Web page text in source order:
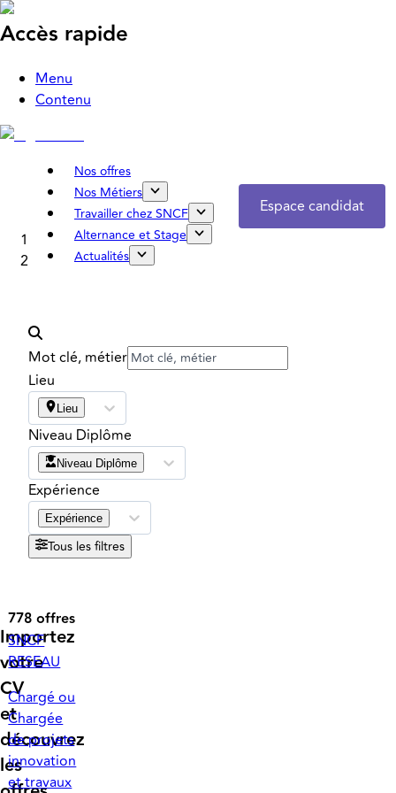
Accès rapide
Menu
Contenu
Nos offres
Nos Métiers
Travailler chez SNCF
Alternance et Stage
Actualités
Espace candidat
Accueil
Nos offres
Mot clé, métier
Lieu
Lieu
Niveau Diplôme
Niveau Diplôme
Expérience
Expérience
Tous les filtres
Importez
votre
CV
et
découvrez
les
778 offres
SNCF
RESEAU
Chargé ou
Chargée
de projets
innovation
et travaux